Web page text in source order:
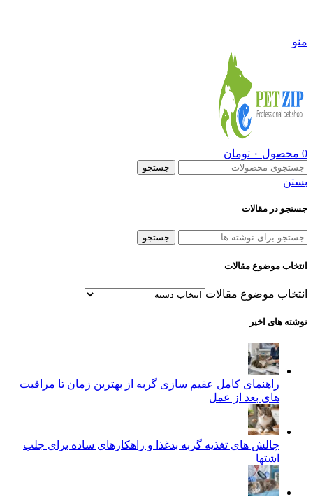
منو
0 محصول ۰ تومان
جستجو
بستن
جستجو در مقالات
جستجو
انتخاب موضوع مقالات
انتخاب موضوع مقالات
نوشته های اخیر
راهنمای کامل عقیم سازی گربه از بهترین زمان تا مراقبت‌
های بعد از عمل
چالش‌ های تغذیه گربه بدغذا و راهکارهای ساده برای جلب
اشتها